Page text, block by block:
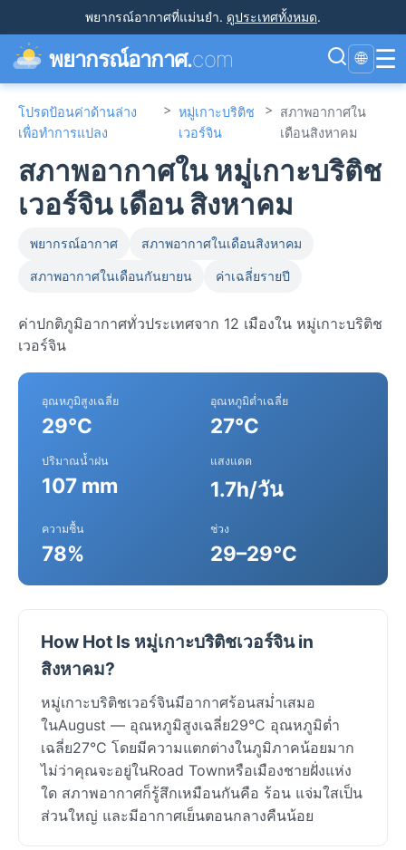
พยากรณ์อากาศที่แม่นยำ. ดูประเทศทั้งหมด.
พยากรณ์อากาศ.com 🌐 ☰
โปรดป้อนค่าด้านล่าง
เพื่อทำการแปลง
> หมู่เกาะบริติช
เวอร์จิน
> สภาพอากาศใน
เดือนสิงหาคม
สภาพอากาศใน หมู่เกาะบริติช
เวอร์จิน เดือน สิงหาคม
พยากรณ์อากาศ สภาพอากาศในเดือนสิงหาคม
สภาพอากาศในเดือนกันยายน ค่าเฉลี่ยรายปี
ค่าปกติภูมิอากาศทั่วประเทศจาก 12 เมืองใน หมู่เกาะบริติช
เวอร์จิน
อุณหภูมิสูงเฉลี่ย
29°C
อุณหภูมิต่ำเฉลี่ย
27°C
ปริมาณน้ำฝน
107 mm
แสงแดด
1.7h/วัน
ความชื้น
78%
ช่วง
29–29°C
How Hot Is หมู่เกาะบริติชเวอร์จิน in
สิงหาคม?
หมู่เกาะบริติชเวอร์จินมีอากาศร้อนสม่ำเสมอ
ในAugust — อุณหภูมิสูงเฉลี่ย29°C อุณหภูมิต่ำ
เฉลี่ย27°C โดยมีความแตกต่างในภูมิภาคน้อยมาก
ไม่ว่าคุณจะอยู่ในRoad Townหรือเมืองชายฝั่งแห่ง
ใด สภาพอากาศก็รู้สึกเหมือนกันคือ ร้อน แจ่มใสเป็น
ส่วนใหญ่ และมีอากาศเย็นตอนกลางคืนน้อย